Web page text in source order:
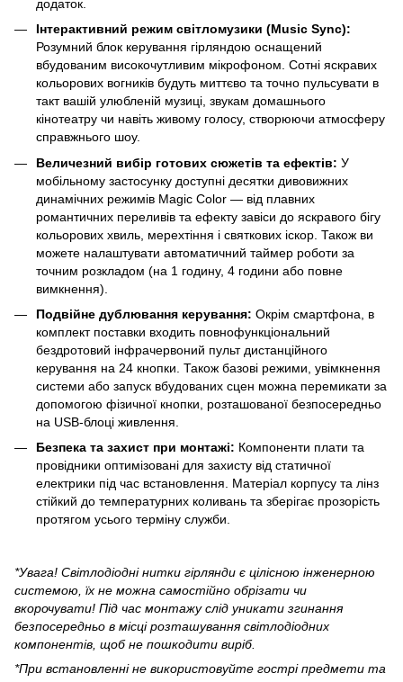
додаток.
Інтерактивний режим світломузики (Music Sync):
Розумний блок керування гірляндою оснащений
вбудованим високочутливим мікрофоном. Сотні яскравих
кольорових вогників будуть миттєво та точно пульсувати в
такт вашій улюбленій музиці, звукам домашнього
кінотеатру чи навіть живому голосу, створюючи атмосферу
справжнього шоу.
Величезний вибір готових сюжетів та ефектів: У
мобільному застосунку доступні десятки дивовижних
динамічних режимів Magic Color — від плавних
романтичних переливів та ефекту завіси до яскравого бігу
кольорових хвиль, мерехтіння і святкових іскор. Також ви
можете налаштувати автоматичний таймер роботи за
точним розкладом (на 1 годину, 4 години або повне
вимкнення).
Подвійне дублювання керування: Окрім смартфона, в
комплект поставки входить повнофункціональний
бездротовий інфрачервоний пульт дистанційного
керування на 24 кнопки. Також базові режими, увімкнення
системи або запуск вбудованих сцен можна перемикати за
допомогою фізичної кнопки, розташованої безпосередньо
на USB-блоці живлення.
Безпека та захист при монтажі: Компоненти плати та
провідники оптимізовані для захисту від статичної
електрики під час встановлення. Матеріал корпусу та лінз
стійкий до температурних коливань та зберігає прозорість
протягом усього терміну служби.
*Увага! Світлодіодні нитки гірлянди є цілісною інженерною
системою, їх не можна самостійно обрізати чи
вкорочувати! Під час монтажу слід уникати згинання
безпосередньо в місці розташування світлодіодних
компонентів, щоб не пошкодити виріб.
*При встановленні не використовуйте гострі предмети та